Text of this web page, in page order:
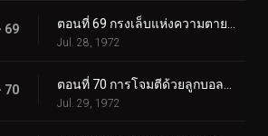
69
Jul. 28, 1972
70
Jul. 29, 1972